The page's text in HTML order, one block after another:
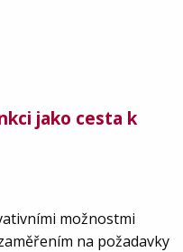
jako cesta k
možnostmi
na požadavky